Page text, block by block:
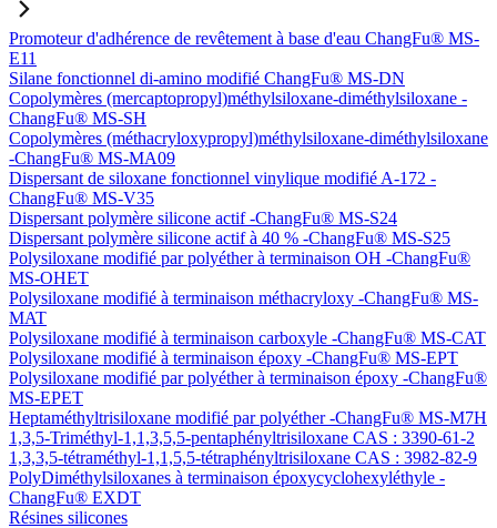
Promoteur d'adhérence de revêtement à base d'eau ChangFu® MS-
E11
Silane fonctionnel di-amino modifié ChangFu® MS-DN
Copolymères (mercaptopropyl)méthylsiloxane-diméthylsiloxane -
ChangFu® MS-SH
Copolymères (méthacryloxypropyl)méthylsiloxane-diméthylsiloxane
-ChangFu® MS-MA09
Dispersant de siloxane fonctionnel vinylique modifié A-172 -
ChangFu® MS-V35
Dispersant polymère silicone actif -ChangFu® MS-S24
Dispersant polymère silicone actif à 40 % -ChangFu® MS-S25
Polysiloxane modifié par polyéther à terminaison OH -ChangFu®
MS-OHET
Polysiloxane modifié à terminaison méthacryloxy -ChangFu® MS-
MAT
Polysiloxane modifié à terminaison carboxyle -ChangFu® MS-CAT
Polysiloxane modifié à terminaison époxy -ChangFu® MS-EPT
Polysiloxane modifié par polyéther à terminaison époxy -ChangFu®
MS-EPET
Heptaméthyltrisiloxane modifié par polyéther -ChangFu® MS-M7H
1,3,5-Triméthyl-1,1,3,5,5-pentaphényltrisiloxane CAS : 3390-61-2
1,3,3,5-tétraméthyl-1,1,5,5-tétraphényltrisiloxane CAS : 3982-82-9
PolyDiméthylsiloxanes à terminaison époxycyclohexyléthyle -
ChangFu® EXDT
Résines silicones